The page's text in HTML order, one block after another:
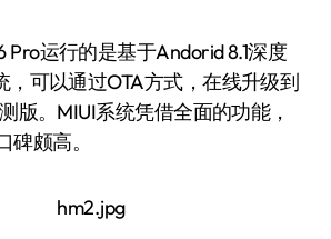
Pro运行的是基于Andorid 8.1深度
，可以通过OTA方式，在线升级到
版。MIUI系统凭借全面的功能，
碑颇高。